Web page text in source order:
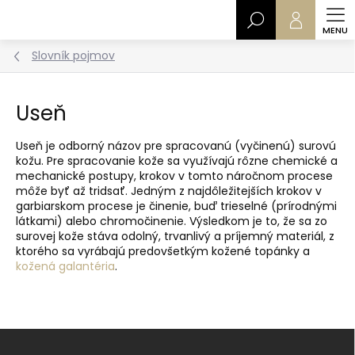
Hľadať
Slovník pojmov
Useň
Useň je odborný názov pre spracovanú (vyčinenú) surovú
kožu. Pre spracovanie kože sa využívajú rôzne chemické a
mechanické postupy, krokov v tomto náročnom procese
môže byť až tridsať. Jedným z najdôležitejších krokov v
garbiarskom procese je činenie, buď trieselné (prírodnými
látkami) alebo chromočinenie. Výsledkom je to, že sa zo
surovej kože stáva odolný, trvanlivý a príjemný materiál, z
ktorého sa vyrábajú predovšetkým kožené topánky a
kožená galantéria.